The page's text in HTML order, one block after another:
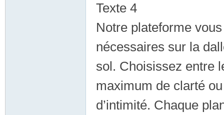
Texte 4
Notre plateforme
nécessaires sur la
sol. Choisissez entre
maximum de clarté
d’intimité. Chaque